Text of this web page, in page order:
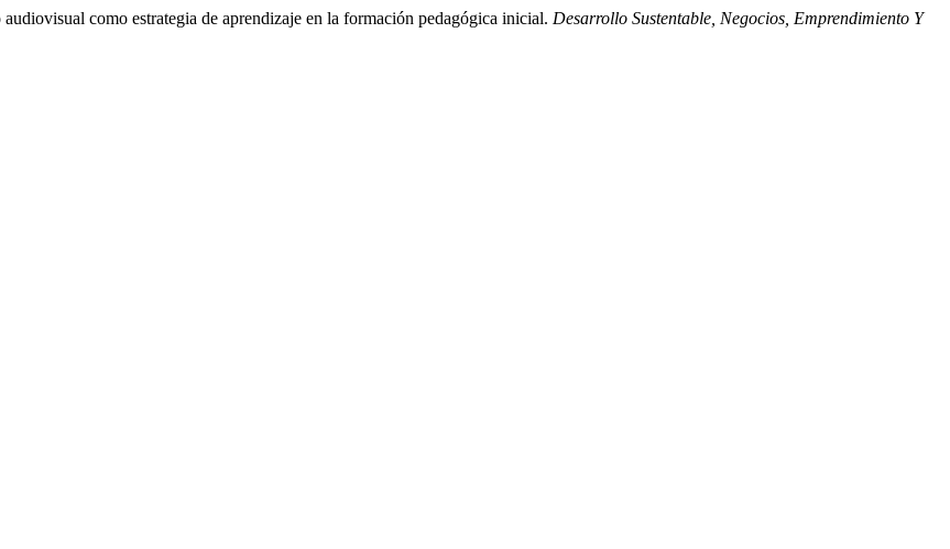
como estrategia de aprendizaje en la formación pedagógica inicial. Desarrollo Sustentable, Negocios, Emprendimiento Y